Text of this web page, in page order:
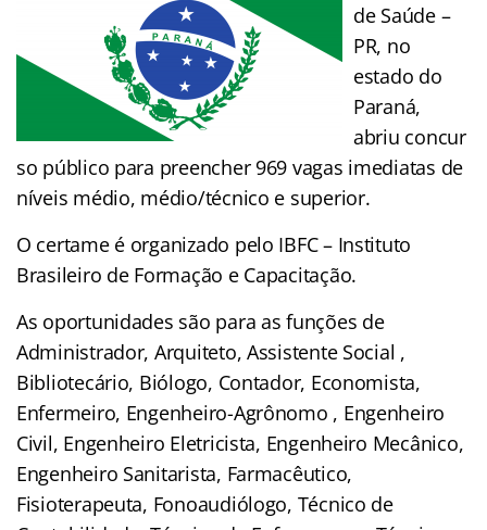
de Saúde –
PR, no
estado do
Paraná,
abriu concur
so público para preencher 969 vagas imediatas de
níveis médio, médio/técnico e superior.
O certame é organizado pelo IBFC – Instituto
Brasileiro de Formação e Capacitação.
As oportunidades são para as funções de
Administrador, Arquiteto, Assistente Social ,
Bibliotecário, Biólogo, Contador, Economista,
Enfermeiro, Engenheiro-Agrônomo , Engenheiro
Civil, Engenheiro Eletricista, Engenheiro Mecânico,
Engenheiro Sanitarista, Farmacêutico,
Fisioterapeuta, Fonoaudiólogo, Técnico de